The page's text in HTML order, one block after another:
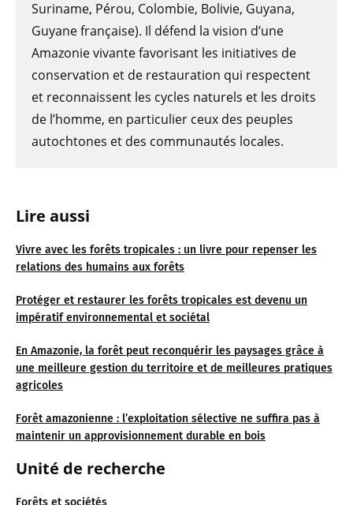
Lire aussi
Vivre avec les forêts tropicales : un livre pour repenser les
relations des humains aux forêts
Protéger et restaurer les forêts tropicales est devenu un
impératif environnemental et sociétal
En Amazonie, la forêt peut reconquérir les paysages grâce à
une meilleure gestion du territoire et de meilleures pratiques
agricoles
Forêt amazonienne : l’exploitation sélective ne suffira pas à
maintenir un approvisionnement durable en bois
Unité de recherche
Forêts et sociétés
Suriname, Pérou, Colombie, Bolivie, Guyana,
Guyane française). Il défend la vision d’une
Amazonie vivante favorisant les initiatives de
conservation et de restauration qui respectent
et reconnaissent les cycles naturels et les droits
de l’homme, en particulier ceux des peuples
autochtones et des communautés locales.